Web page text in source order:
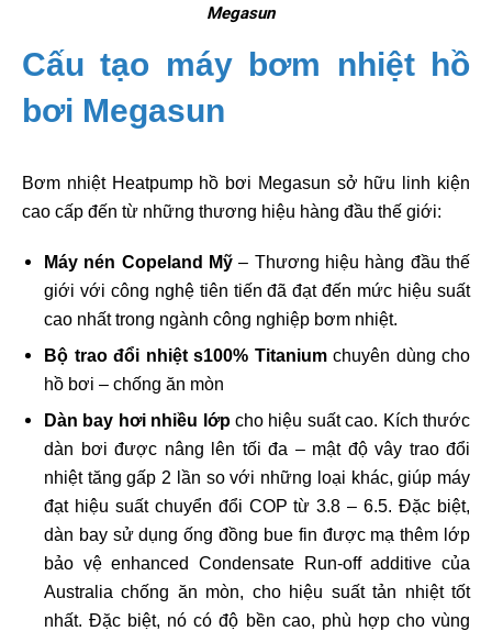
Megasun
Cấu tạo máy bơm nhiệt hồ
bơi Megasun
Bơm nhiệt Heatpump hồ bơi Megasun sở hữu linh kiện
cao cấp đến từ những thương hiệu hàng đầu thế giới:
Máy nén Copeland Mỹ – Thương hiệu hàng đầu thế
giới với công nghệ tiên tiến đã đạt đến mức hiệu suất
cao nhất trong ngành công nghiệp bơm nhiệt.
Bộ trao đổi nhiệt s100% Titaniumchuyên dùng cho
hồ bơi – chống ăn mòn
Dàn bay hơi nhiều lớpcho hiệu suất cao. Kích thước
dàn bơi được nâng lên tối đa – mật độ vây trao đổi
nhiệt tăng gấp 2 lần so với những loại khác, giúp máy
đạt hiệu suất chuyển đổi COP từ 3.8 – 6.5. Đặc biệt,
dàn bay sử dụng ống đồng bue fin được mạ thêm lớp
bảo vệ enhanced Condensate Run-off additive của
Australia chống ăn mòn, cho hiệu suất tản nhiệt tốt
nhất. Đặc biệt, nó có độ bền cao, phù hợp cho vùng